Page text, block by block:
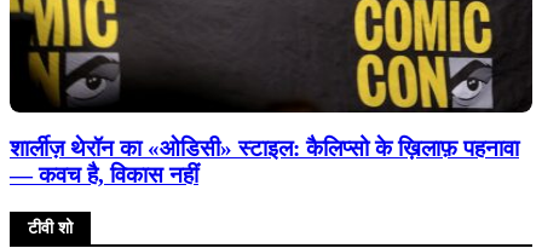
शार्लीज़ थेरॉन का «ओडिसी» स्टाइल: कैलिप्सो के ख़िलाफ़ पहनावा
— कवच है, विकास नहीं
टीवी शो